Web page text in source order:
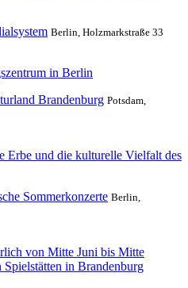
Berlin, Holzmarkstraße 33
in Berlin
Brandenburg Potsdam,
Erbe und die kulturelle Vielfalt des
Sommerkonzerte Berlin,
von Mitte Juni bis Mitte
Spielstätten in Brandenburg